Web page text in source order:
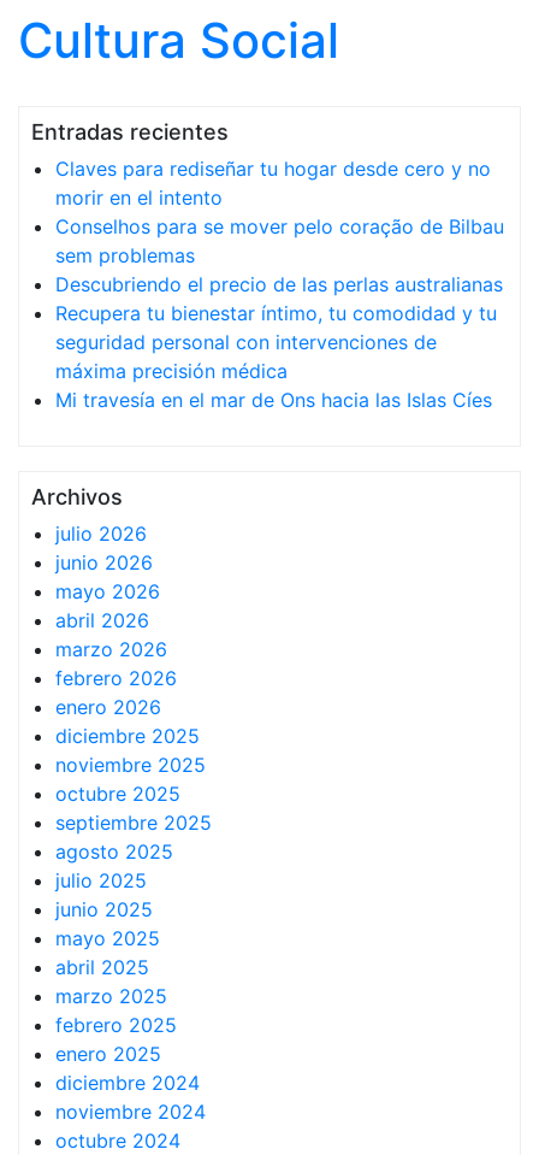
Cultura Social
Entradas recientes
Claves para rediseñar tu hogar desde cero y no
morir en el intento
Conselhos para se mover pelo coração de Bilbau
sem problemas
Descubriendo el precio de las perlas australianas
Recupera tu bienestar íntimo, tu comodidad y tu
seguridad personal con intervenciones de
máxima precisión médica
Mi travesía en el mar de Ons hacia las Islas Cíes
Archivos
julio 2026
junio 2026
mayo 2026
abril 2026
marzo 2026
febrero 2026
enero 2026
diciembre 2025
noviembre 2025
octubre 2025
septiembre 2025
agosto 2025
julio 2025
junio 2025
mayo 2025
abril 2025
marzo 2025
febrero 2025
enero 2025
diciembre 2024
noviembre 2024
octubre 2024